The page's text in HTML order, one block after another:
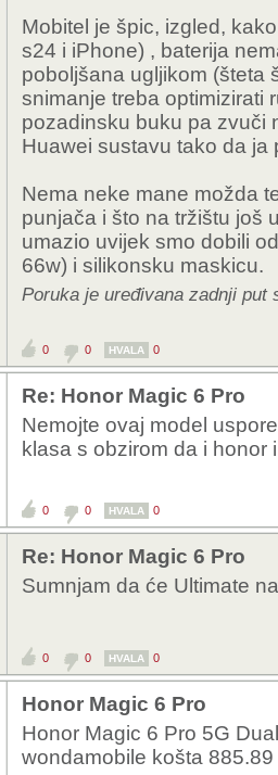
Mobitel je špic, izgled,
s24 i iPhone) , baterija
poboljšana ugljikom (šteta
snimanje treba optimizirati
pozadinsku buku pa zvuči
Huawei sustavu tako da ja
Nema neke mane možda
punjača i što na tržištu još
umazio uvijek smo dobili
66w) i silikonsku maskicu.
Poruka je uređivana zadnji put
0 0 HVALA 0
Re: Honor Magic 6 Pro
Nemojte ovaj model
klasa s obzirom da i honor
0 0 HVALA 0
Re: Honor Magic 6 Pro
Sumnjam da će Ultimate
0 0 HVALA 0
Honor Magic 6 Pro
Honor Magic 6 Pro 5G
wondamobile košta 885.89